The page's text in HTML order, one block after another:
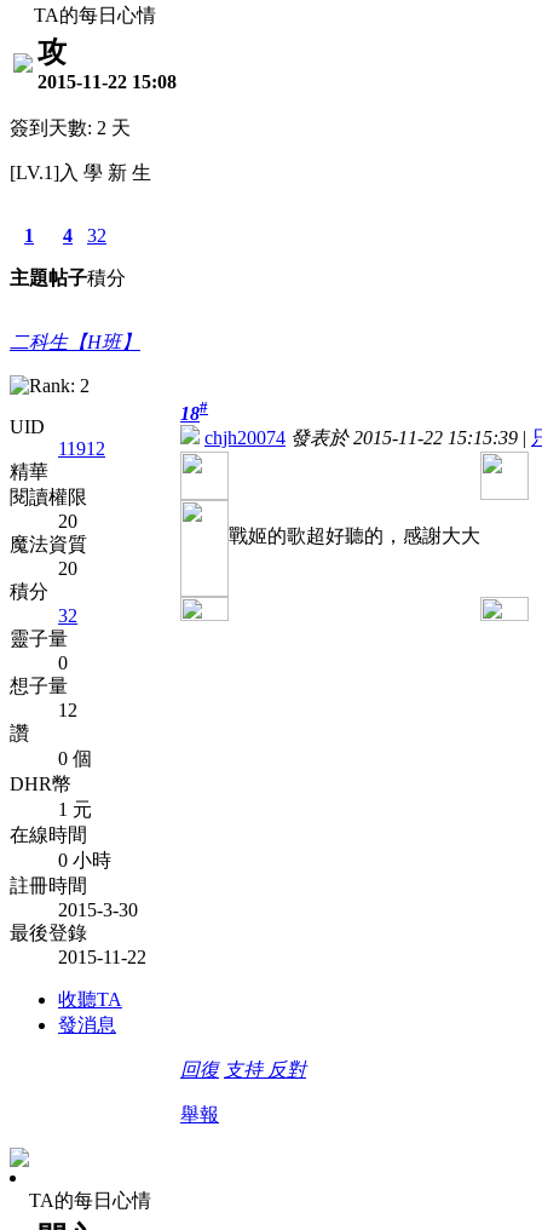
TA的每日心情
攻
2015-11-22 15:08
簽到天數: 2 天
[LV.1]入 學 新 生
1
主題
4
帖子
32
積分
二科生【H班】
UID
11912
精華
閱讀權限
20
魔法資質
20
積分
32
靈子量
0
想子量
12
讚
0 個
DHR幣
1 元
在線時間
0 小時
註冊時間
2015-3-30
最後登錄
2015-11-22
收聽TA
發消息
18#
chjh20074 發表於 2015-11-22 15:15:39 |
戰姬的歌超好聽的，感謝大大
回復 支持 反對
舉報
TA的每日心情